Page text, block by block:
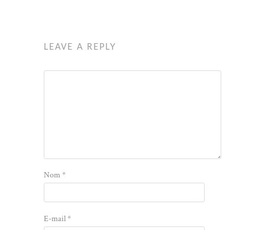
LEAVE A REPLY
Nom*
E-mail*